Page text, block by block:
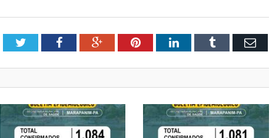
TwitterFacebookGoogle+PinterestLinkedInTumblr Email